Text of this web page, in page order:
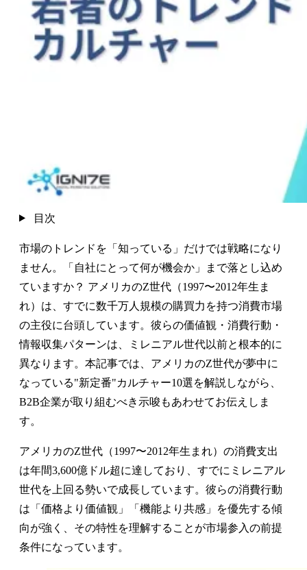
目次
市場のトレンドを「知っている」だけでは戦略になり
ません。「自社にとって何が機会か」まで落とし込め
ていますか？ アメリカのZ世代（1997〜2012年生ま
れ）は、すでに数千万人規模の購買力を持つ消費市場
の主役に台頭しています。彼らの価値観・消費行動・
情報収集パターンは、ミレニアル世代以前と根本的に
異なります。本記事では、アメリカのZ世代が夢中に
なっている"新定番"カルチャー10選を解説しながら、
B2B企業が取り組むべき示唆もあわせてお伝えしま
す。
アメリカのZ世代（1997〜2012年生まれ）の消費支出
は年間3,600億ドル超に達しており、すでにミレニアル
世代を上回る勢いで成長しています。彼らの消費行動
は「価格より価値観」「機能より共感」を優先する傾
向が強く、その特性を理解することが市場参入の前提
条件になっています。